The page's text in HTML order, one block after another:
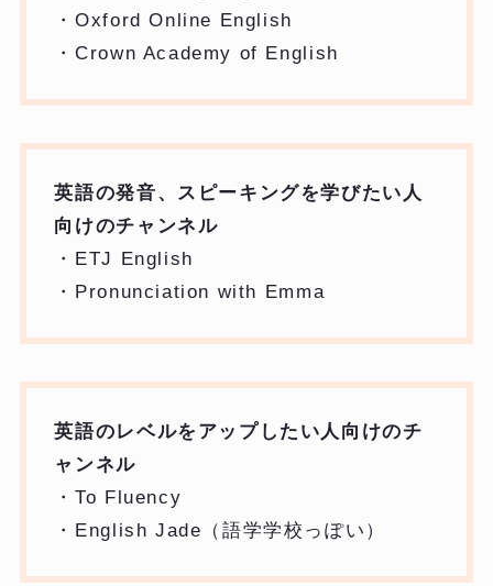
・Oxford Online English
・Crown Academy of English
英語の発音、スピーキングを学びたい人
向けのチャンネル
・ETJ English
・Pronunciation with Emma
英語のレベルをアップしたい人向けのチ
ャンネル
・To Fluency
・English Jade（語学学校っぽい）